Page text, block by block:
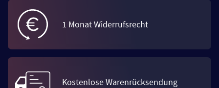
1 Monat Widerrufsrecht
Kostenlose Warenrücksendung